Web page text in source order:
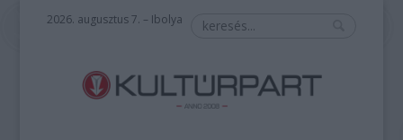
2026. augusztus 7. – Ibolya